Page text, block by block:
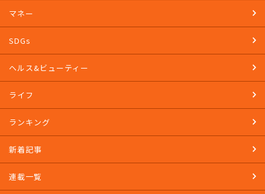
マネー
SDGs
ヘルス&ビューティー
ライフ
ランキング
新着記事
連載一覧